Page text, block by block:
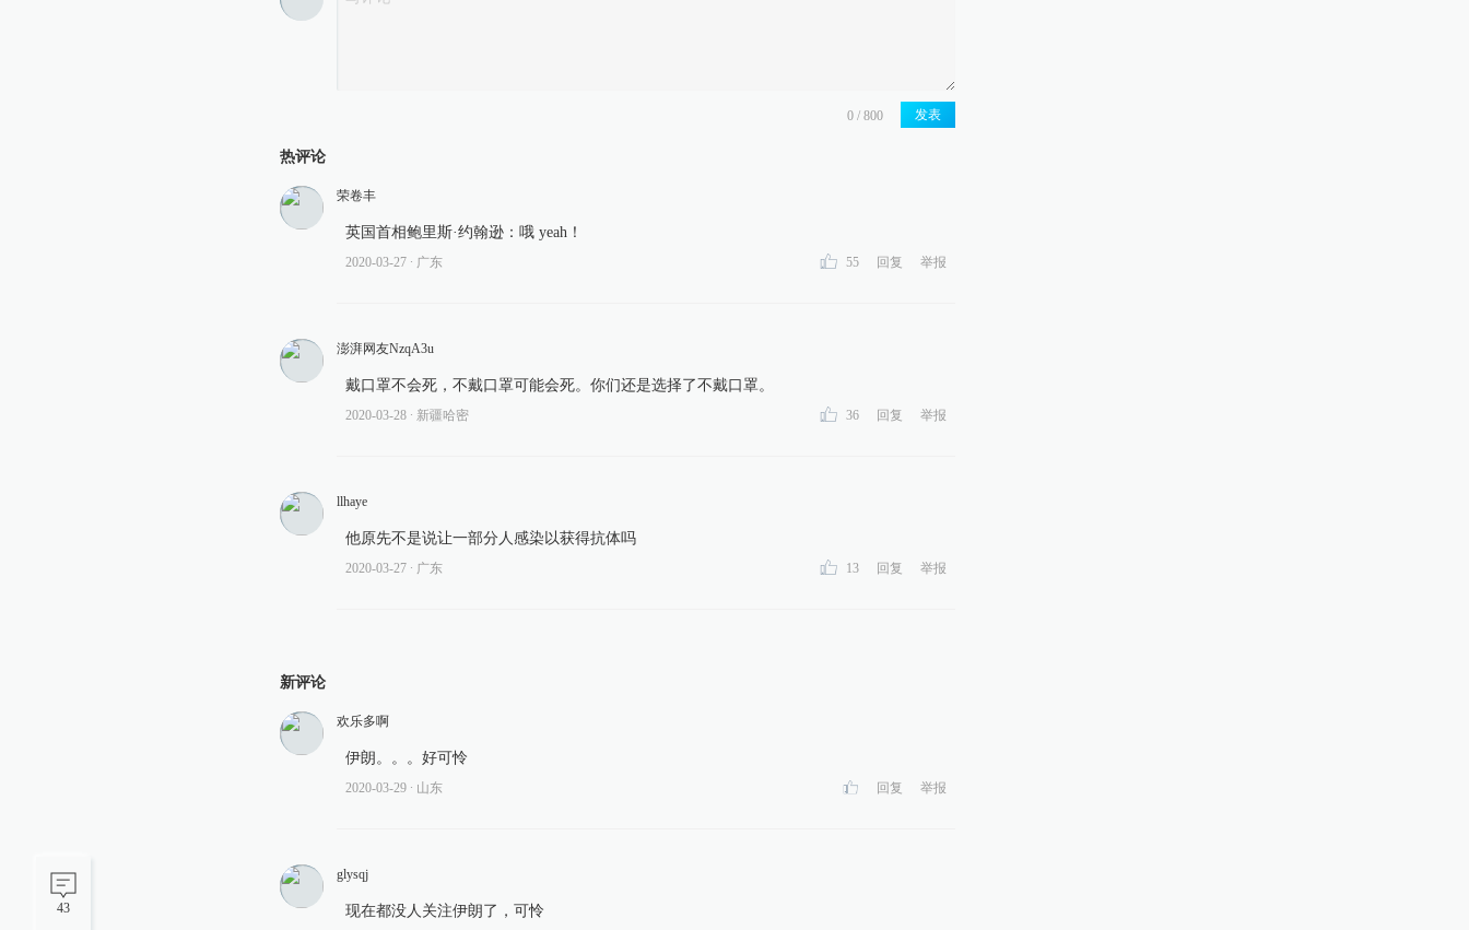
43
发表
热评论
荣卷丰
英国首相鲍里斯·约翰逊：哦 yeah！
2020-03-27 ∙ 广东 55 回复 举报
澎湃网友NzqA3u
戴口罩不会死，不戴口罩可能会死。你们还是选择了不戴口罩。
2020-03-28 ∙ 新疆哈密 36 回复 举报
llhaye
他原先不是说让一部分人感染以获得抗体吗
2020-03-27 ∙ 广东 13 回复 举报
新评论
欢乐多啊
伊朗。。。好可怜
2020-03-29 ∙ 山东 回复 举报
glysqj
现在都没人关注伊朗了，可怜